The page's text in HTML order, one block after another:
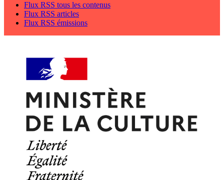
Flux RSS tous les contenus
Flux RSS articles
Flux RSS émissions